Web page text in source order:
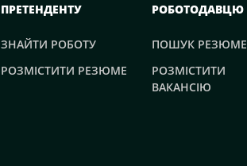
ПРЕТЕНДЕНТУ
ЗНАЙТИ РОБОТУ
РОЗМІСТИТИ РЕЗЮМЕ
РОБОТОДАВЦЮ
ПОШУК РЕЗЮМЕ
РОЗМІСТИТИ
ВАКАНСІЮ